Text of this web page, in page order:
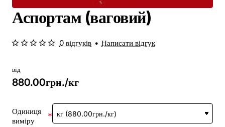
Аспортам (ваговий)
0 відгуків • Написати відгук
від
880.00грн./кг
Одиниця
виміру